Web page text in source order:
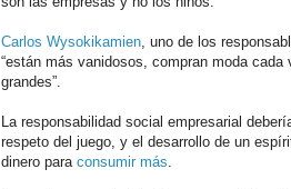
Carlos Wysokikamien , uno de los
“están más vanidosos, compran moda
grandes”.
La responsabilidad social empresarial
respeto del juego, y el desarrollo de un
dinero para consumir más